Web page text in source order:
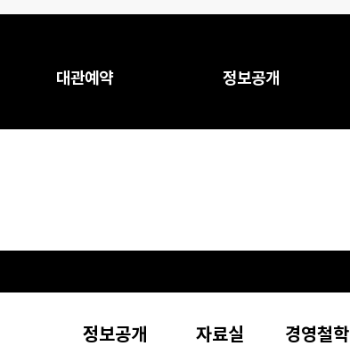
대관예약 정보공개
정보공개 자료실 경영철학